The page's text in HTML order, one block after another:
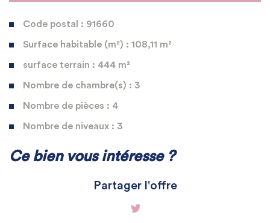
Code postal : 91660
Surface habitable (m²) : 108,11 m²
surface terrain : 444 m²
Nombre de chambre(s) : 3
Nombre de pièces : 4
Nombre de niveaux : 3
La ville de Méréville (91660)
Ce bien vous intéresse ?
Partager l'offre